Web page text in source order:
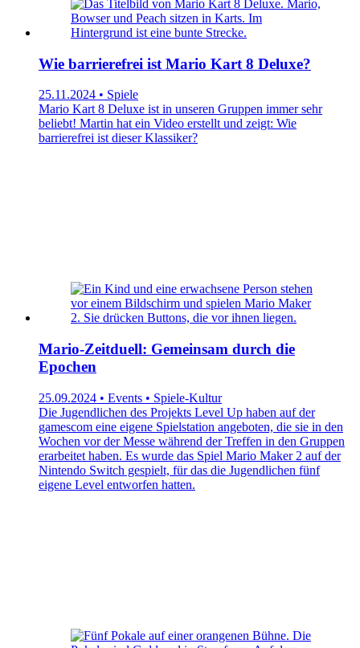
Wie barrierefrei ist Mario Kart 8 Deluxe?
25.11.2024 • Spiele
Mario Kart 8 Deluxe ist in unseren Gruppen immer sehr
beliebt! Martin hat ein Video erstellt und zeigt: Wie
barrierefrei ist dieser Klassiker?
Mario-Zeitduell: Gemeinsam durch die
Epochen
25.09.2024 • Events • Spiele-Kultur
Die Jugendlichen des Projekts Level Up haben auf der
gamescom eine eigene Spielstation angeboten, die sie in den
Wochen vor der Messe während der Treffen in den Gruppen
erarbeitet haben. Es wurde das Spiel Mario Maker 2 auf der
Nintendo Switch gespielt, für das die Jugendlichen fünf
eigene Level entworfen hatten.